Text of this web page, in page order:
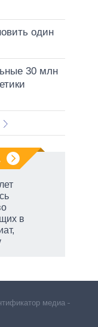
один
30 млн
в
медиа –